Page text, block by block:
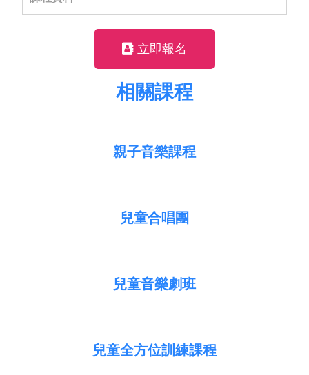
立即報名
相關課程
親子音樂課程
兒童合唱團
兒童音樂劇班
兒童全方位訓練課程